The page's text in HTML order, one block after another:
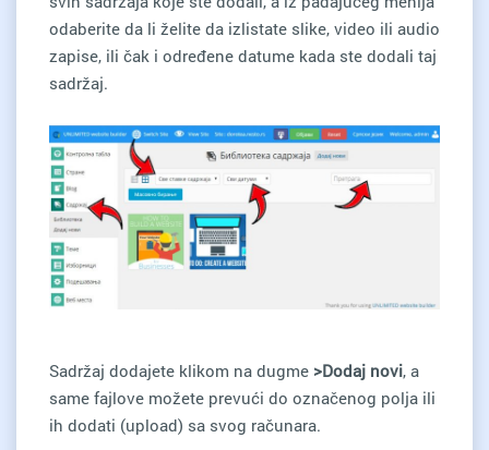
odaberite da li želite da izlistate slike, video ili audio
zapise, ili čak i određene datume kada ste dodali taj
sadržaj.
Sadržaj dodajete klikom na dugme >Dodaj novi, a
same fajlove možete prevući do označenog polja ili
ih dodati (upload) sa svog računara.